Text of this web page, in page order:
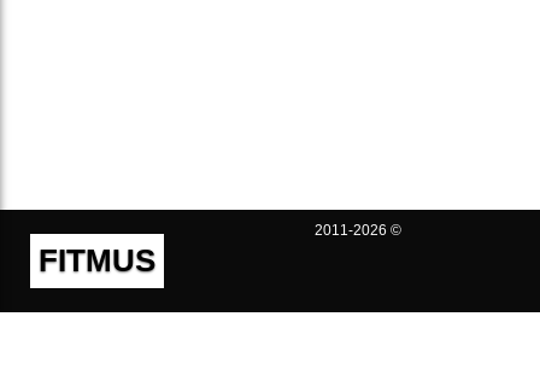
FITMUS
2011-2026 ©